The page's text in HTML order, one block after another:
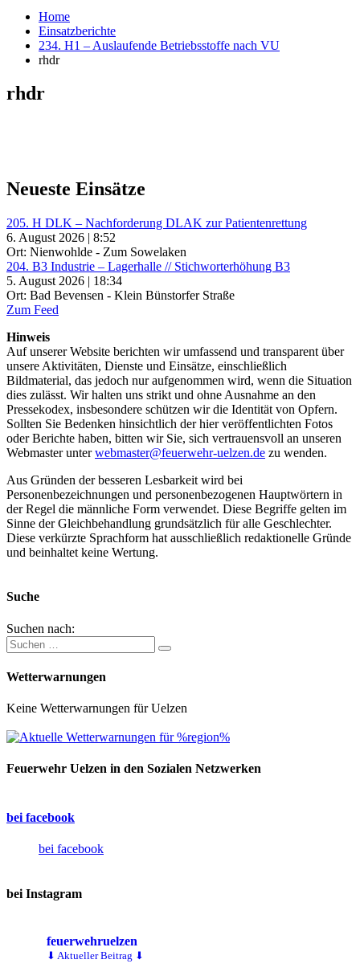
Home
Einsatzberichte
234. H1 – Auslaufende Betriebsstoffe nach VU
rhdr
rhdr
Neueste Einsätze
205. H DLK – Nachforderung DLAK zur Patientenrettung
6. August 2026 | 8:52
Ort: Nienwohlde - Zum Sowelaken
204. B3 Industrie – Lagerhalle // Stichworterhöhung B3
5. August 2026 | 18:34
Ort: Bad Bevensen - Klein Bünstorfer Straße
Zum Feed
Hinweis
Auf unserer Website berichten wir umfassend und transparent über
unsere Aktivitäten, Dienste und Einsätze, einschließlich
Bildmaterial, das jedoch nur aufgenommen wird, wenn die Situation
dies zulässt. Wir halten uns strikt und ohne Ausnahme an den
Pressekodex, insbesondere schützen wir die Identität von Opfern.
Sollten Sie Bedenken hinsichtlich der hier veröffentlichten Fotos
oder Berichte haben, bitten wir Sie, sich vertrauensvoll an unseren
Webmaster unterwebmaster@feuerwehr-uelzen.de zu wenden.
Aus Gründen der besseren Lesbarkeit wird bei
Personenbezeichnungen und personenbezogenen Hauptwörtern in
der Regel die männliche Form verwendet. Diese Begriffe gelten im
Sinne der Gleichbehandlung grundsätzlich für alle Geschlechter.
Diese verkürzte Sprachform hat ausschließlich redaktionelle Gründe
und beinhaltet keine Wertung.
Suche
Suchen nach:
Wetterwarnungen
Keine Wetterwarnungen für Uelzen
Feuerwehr Uelzen in den Sozialen Netzwerken
bei facebook
bei facebook
bei Instagram
feuerwehruelzen
⬇ Aktueller Beitrag ⬇